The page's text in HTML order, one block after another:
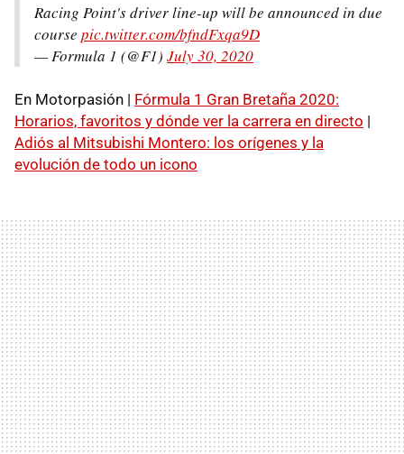
Racing Point's driver line-up will be announced in due
course pic.twitter.com/bfndFxqa9D
— Formula 1 (@F1) July 30, 2020
En Motorpasión | Fórmula 1 Gran Bretaña 2020:
Horarios, favoritos y dónde ver la carrera en directo |
Adiós al Mitsubishi Montero: los orígenes y la
evolución de todo un icono